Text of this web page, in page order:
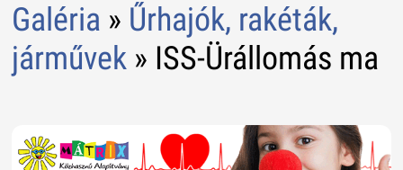
Galéria » Űrhajók, rakéták,
járművek» ISS-Ürállomás ma